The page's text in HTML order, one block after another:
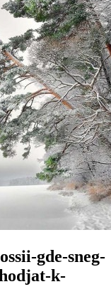
gde-sneg-
k-